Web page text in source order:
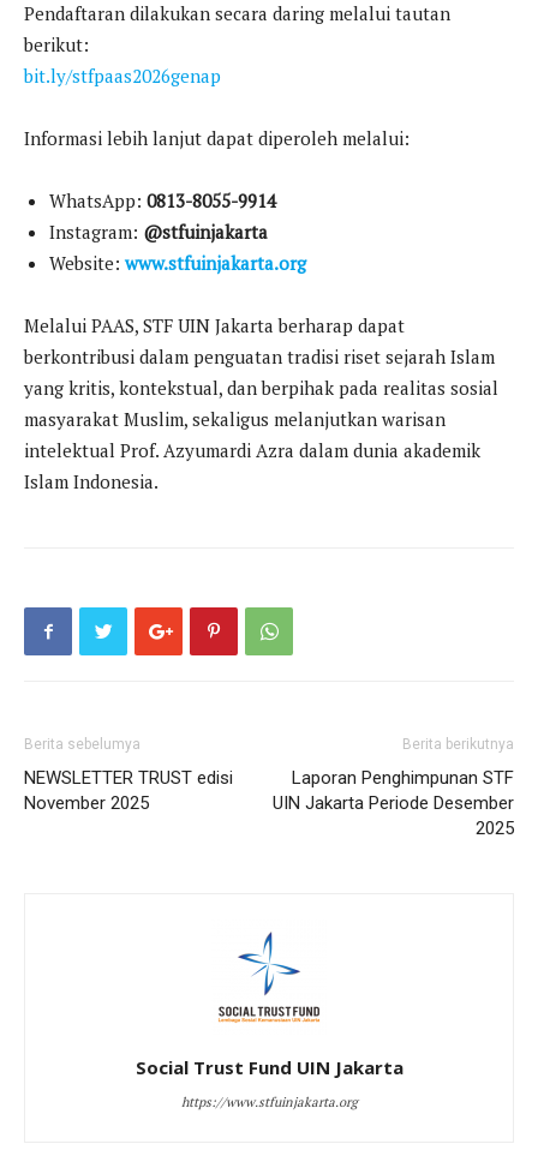
Pendaftaran dilakukan secara daring melalui tautan
berikut:
bit.ly/stfpaas2026genap
Informasi lebih lanjut dapat diperoleh melalui:
WhatsApp: 0813-8055-9914
Instagram: @stfuinjakarta
Website: www.stfuinjakarta.org
Melalui PAAS, STF UIN Jakarta berharap dapat
berkontribusi dalam penguatan tradisi riset sejarah Islam
yang kritis, kontekstual, dan berpihak pada realitas sosial
masyarakat Muslim, sekaligus melanjutkan warisan
intelektual Prof. Azyumardi Azra dalam dunia akademik
Islam Indonesia.
Berita sebelumya
NEWSLETTER TRUST edisi
November 2025
Berita berikutnya
Laporan Penghimpunan STF
UIN Jakarta Periode Desember
2025
Social Trust Fund UIN Jakarta
https://www.stfuinjakarta.org